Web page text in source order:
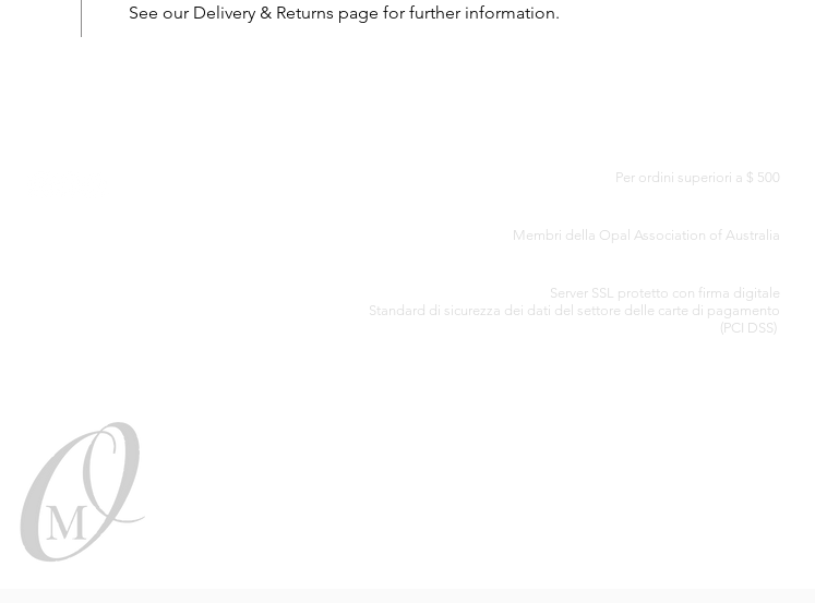
See our Delivery & Returns page for further information.
Per ordini superiori a $ 500
Membri della Opal Association of Australia
Server SSL protetto con firma digitale
Standard di sicurezza dei dati del settore delle carte di pagamento
(PCI DSS)